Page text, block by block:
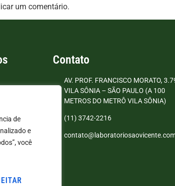
de
e
você
um comentário.
Contato
AV. PROF. FRANCISCO MORATO,
VILA SÔNIA – SÃO PAULO (A 100
METROS DO METRÔ VILA SÔNIA)
(11) 3742-2216